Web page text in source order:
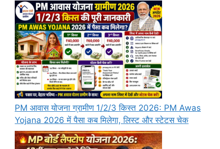
PM आवास योजना ग्रामीण 1/2/3 किस्त 2026: PM Awas
Yojana 2026 में पैसा कब मिलेगा, लिस्ट और स्टेटस चेक